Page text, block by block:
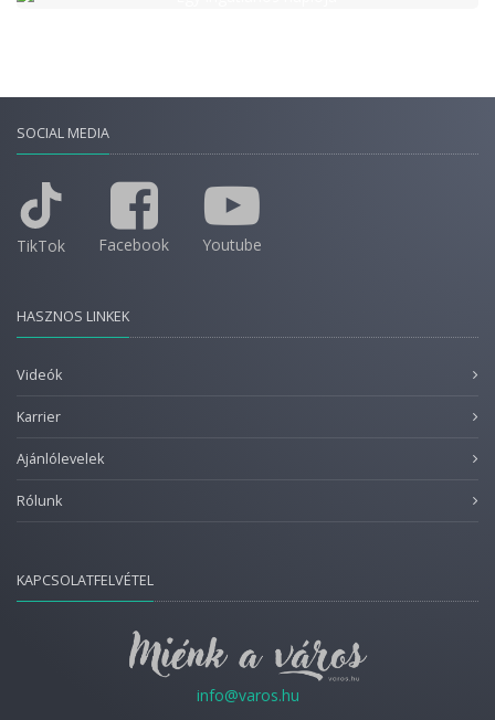
SOCIAL MEDIA
TikTok Facebook Youtube
HASZNOS LINKEK
Videók
Karrier
Ajánlólevelek
Rólunk
KAPCSOLATFELVÉTEL
info@varos.hu